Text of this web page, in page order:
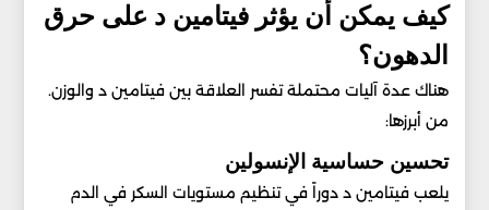
كيف يمكن أن يؤثر فيتامين د على حرق
الدهون؟
هناك عدة آليات محتملة تفسر العلاقة بين فيتامين د والوزن.
من أبرزها:
تحسين حساسية الإنسولين
يلعب فيتامين د دوراً في تنظيم مستويات السكر في الدم